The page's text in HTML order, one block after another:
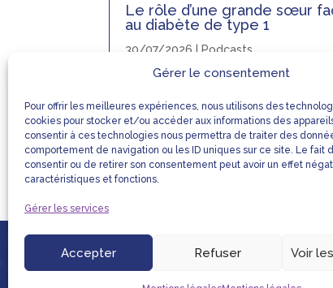
Gérer le consentement
Pour offrir les meilleures expériences, nous utilisons des
cookies pour stocker et/ou accéder aux informations des
consentir à ces technologies nous permettra de traiter des
comportement de navigation ou les ID uniques sur ce site. Le fait
consentir ou de retirer son consentement peut avoir un effet
caractéristiques et fonctions.
Gérer les services
Accepter Refuser Voir
Le rôle d’une grande sœur
au diabète de type 1
30/07/2026 |Podcasts
Découvrez le témoignage de Laura,
petite sœur atteinte de diabète de
1 et le rôle essentiel qu’elle joue à ses
côtés.
LIENS UTILES MENTIONS